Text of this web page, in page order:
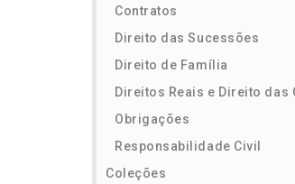
Contratos
Direito das Sucessões
Direito de Família
Obrigações
Responsabilidade Civil
Coleções
TambémTambém
Folheie